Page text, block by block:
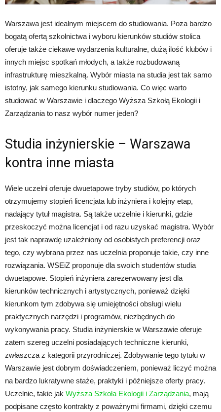
Warszawa jest idealnym miejscem do studiowania. Poza bardzo
bogatą ofertą szkolnictwa i wyboru kierunków studiów stolica
oferuje także ciekawe wydarzenia kulturalne, dużą ilość klubów i
innych miejsc spotkań młodych, a także rozbudowaną
infrastrukturę mieszkalną. Wybór miasta na studia jest tak samo
istotny, jak samego kierunku studiowania. Co więc warto
studiować w Warszawie i dlaczego Wyższa Szkołą Ekologii i
Zarządzania to nasz wybór numer jeden?
Studia inżynierskie – Warszawa
kontra inne miasta
Wiele uczelni oferuje dwuetapowe tryby studiów, po których
otrzymujemy stopień licencjata lub inżyniera i kolejny etap,
nadający tytuł magistra. Są także uczelnie i kierunki, gdzie
przeskoczyć można licencjat i od razu uzyskać magistra. Wybór
jest tak naprawdę uzależniony od osobistych preferencji oraz
tego, czy wybrana przez nas uczelnia proponuje takie, czy inne
rozwiązania. WSEiZ proponuje dla swoich studentów studia
dwuetapowe. Stopień inżyniera zarezerwowany jest dla
kierunków technicznych i artystycznych, ponieważ dzięki
kierunkom tym zdobywa się umiejętności obsługi wielu
praktycznych narzędzi i programów, niezbędnych do
wykonywania pracy. Studia inżynierskie w Warszawie oferuje
zatem szereg uczelni posiadających techniczne kierunki,
zwłaszcza z kategorii przyrodniczej. Zdobywanie tego tytułu w
Warszawie jest dobrym doświadczeniem, ponieważ liczyć można
na bardzo lukratywne staże, praktyki i późniejsze oferty pracy.
Uczelnie, takie jak Wyższa Szkoła Ekologii i Zarządzania, mają
podpisane często kontrakty z poważnymi firmami, dzięki czemu